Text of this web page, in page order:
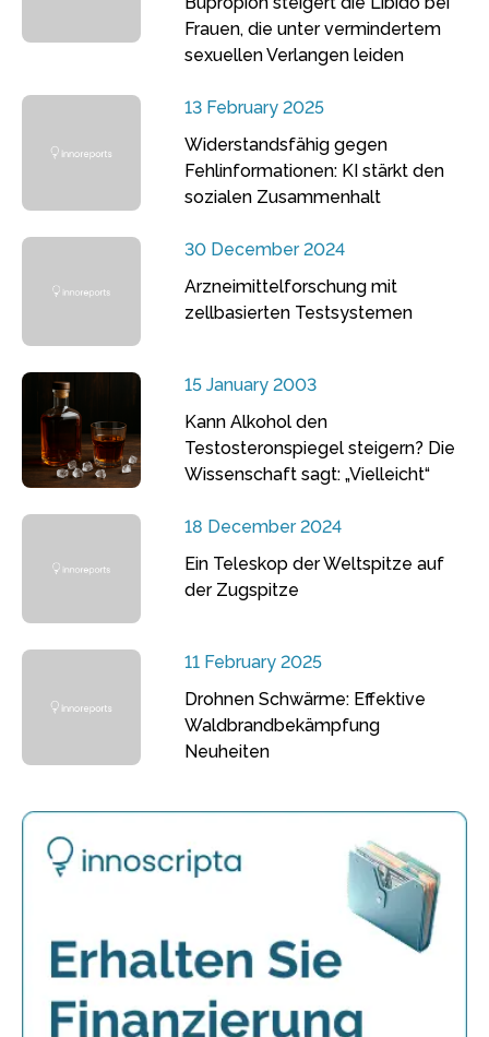
Frauen, die unter vermindertem
sexuellen Verlangen leiden
13 February 2025
Widerstandsfähig gegen
Fehlinformationen: KI stärkt den
sozialen Zusammenhalt
30 December 2024
Arzneimittelforschung mit
zellbasierten Testsystemen
15 January 2003
Kann Alkohol den
Testosteronspiegel steigern? Die
Wissenschaft sagt: „Vielleicht“
18 December 2024
Ein Teleskop der Weltspitze auf
der Zugspitze
11 February 2025
Drohnen Schwärme: Effektive
Waldbrandbekämpfung
Neuheiten